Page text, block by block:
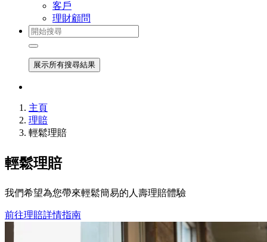
客戶
理財顧問
展示所有搜尋結果
主頁
理賠
輕鬆理賠
輕鬆理賠
我們希望為您帶來輕鬆簡易的人壽理賠體驗
前往理賠詳情指南